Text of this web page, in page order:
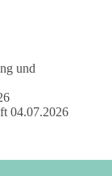
und
04.07.2026